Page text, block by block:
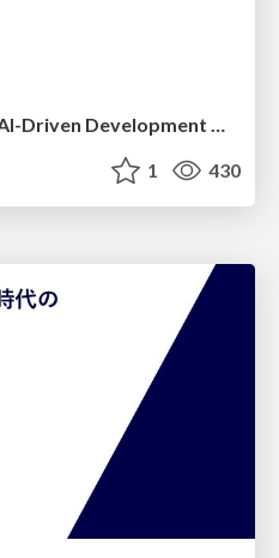
実践！既存 Project への AI-Driven Development 適用〜 一ヶ月で Project 唯一のフロントエンドエンジニアを作り出せ〜
1 430